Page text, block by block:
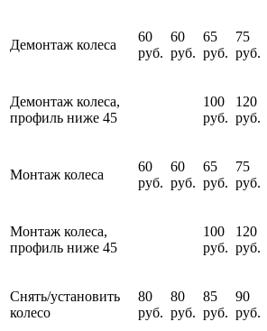
Демонтаж колеса
60
руб.
60
руб.
65
руб.
75
руб.
Демонтаж колеса,
профиль ниже 45
100
руб.
120
руб.
Монтаж колеса
60
руб.
60
руб.
65
руб.
75
руб.
Монтаж колеса,
профиль ниже 45
100
руб.
120
руб.
Снять/установить
колесо
80
руб.
80
руб.
85
руб.
90
руб.